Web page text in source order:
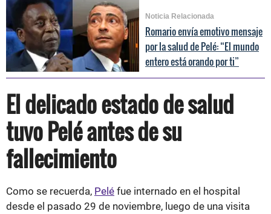
Noticia Relacionada
Romario envía emotivo mensaje
por la salud de Pelé: “El mundo
entero está orando por ti”
El delicado estado de salud
tuvo Pelé antes de su
fallecimiento
Como se recuerda, Pelé fue internado en el hospital
desde el pasado 29 de noviembre, luego de una visita